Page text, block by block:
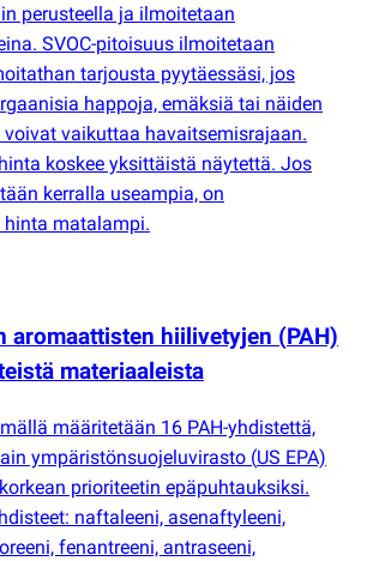
perusteella ja ilmoitetaan
SVOC-pitoisuus ilmoitetaan
tarjousta pyytäessäsi, jos
happoja, emäksiä tai näiden
vaikuttaa havaitsemisrajaan.
koskee yksittäistä näytettä. Jos
kerralla useampia, on
hinta matalampi.
aromaattisten hiilivetyjen (PAH)
materiaaleista
määritetään 16 PAH-yhdistettä,
ympäristönsuojeluvirasto (US EPA)
prioriteetin epäpuhtauksiksi.
naftaleeni, asenaftyleeni,
fenantreeni, antraseeni,